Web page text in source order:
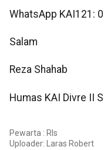
WhatsApp KAI121:
Salam
Reza Shahab
Humas KAI Divre II
Pewarta : Rls
Uploader:
Laras Robert